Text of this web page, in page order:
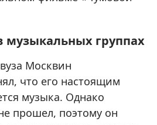
музыкальных группах
Москвин
что его настоящим
музыка. Однако
прошел, поэтому он